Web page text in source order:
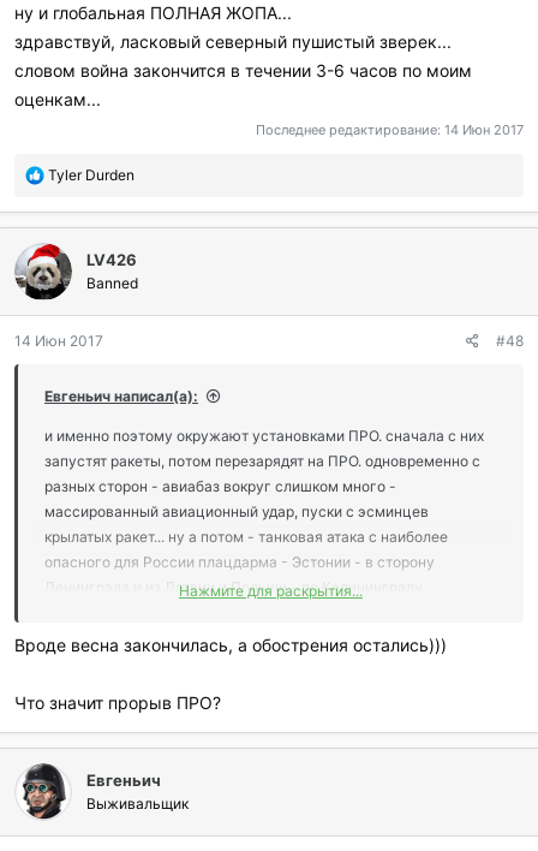
ну и глобальная ПОЛНАЯ ЖОПА...
здравствуй, ласковый северный пушистый зверек...
словом война закончится в течении 3-6 часов по моим
оценкам...
Последнее редактирование: 14 Июн 2017
П
б
л
а
г
о
а
и
и
:
Tyler Durden
LV426
Banned
14 Июн 2017 #48
Евгеньич написал(а):
и именно поэтому окружают установками ПРО. сначала с них
запустят ракеты, потом перезарядят на ПРО. одновременно с
разных сторон - авиабаз вокруг слишком много -
массированный авиационный удар, пуски с эсминцев
крылатых ракет... ну а потом - танковая атака с наиболее
опасного для России плацдарма - Эстонии - в сторону
Ленинграда и из Латвии и Польши - по Калининграду.
ПВО-ПРО именно из троебалтии...
все очень неприятно складывается.... понятно, что
единственным ответом будет немедленный старт МБР.
в ответ - МБР запускают они...
Нажмите для раскрытия...
Вроде весна закончилась, а обострения остались)))
Что значит прорыв ПРО?
Евгеньич
Выживальщик